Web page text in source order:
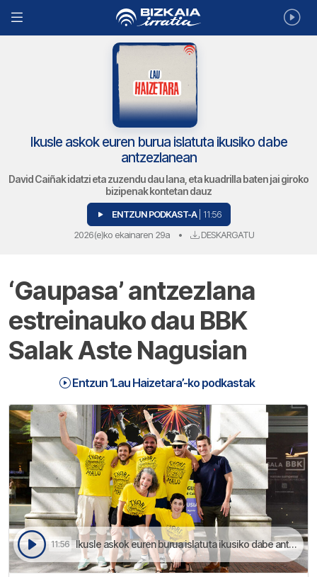
Ikusle askok euren burua islatuta ikusiko dabe
antzezlanean
David Caiñak idatzi eta zuzendu dau lana, eta kuadrilla baten jai giroko
bizipenak kontetan dauz
ENTZUN PODKAST-A | 11:56
2026(e)ko ekainaren 29a • DESKARGATU
‘Gaupasa’ antzezlana
estreinauko dau BBK
Salak Aste Nagusian
Entzun ‘Lau Haizetara’-ko podkastak
11:56 Ikusle askok euren burua islatuta ikusiko dabe antzezlanean | Lau Haizetara